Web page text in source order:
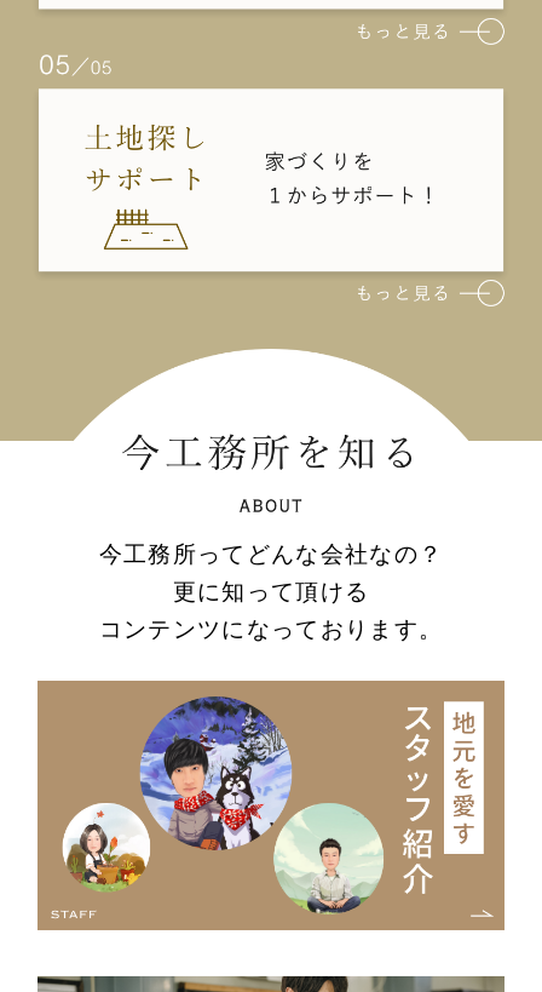
今工務所ってどんな会社なの？
更に知って頂ける
コンテンツになっております。